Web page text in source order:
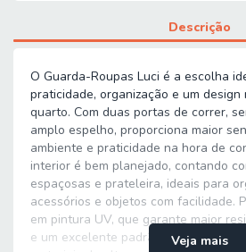
Descrição
O Guarda-Roupas Luci é a escolha
praticidade, organização e um design
quarto. Com duas portas de correr,
amplo espelho, proporciona maior
ambiente e praticidade na hora de
interior é bem planejado, contando
espaçosas e prateleira, ideais para
acessórios e objetos com facilidade.
em pintura UV, que garante maior
e um excelente padrão de qualidade.
Veja mais